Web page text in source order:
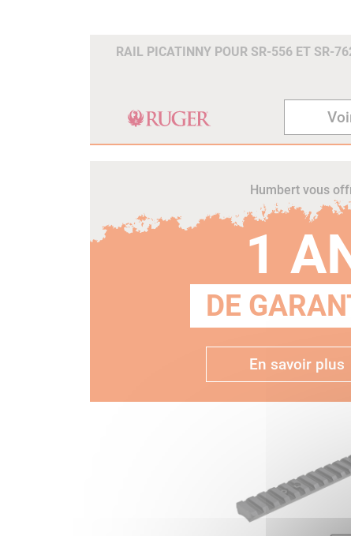
RAIL PICATINNY POUR SR-556 ET SR-
Humbert vous
1
DE
En savoir plus